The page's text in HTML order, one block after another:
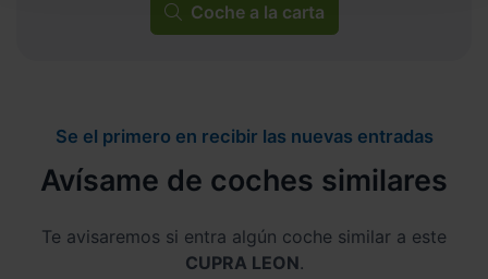
Coche a la carta
Se el primero en recibir las nuevas entradas
Avísame de coches similares
Te avisaremos si entra algún coche similar a este
CUPRA LEON.